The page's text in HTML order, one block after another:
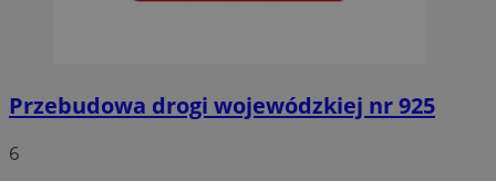
Przebudowa drogi wojewódzkiej nr 925
6